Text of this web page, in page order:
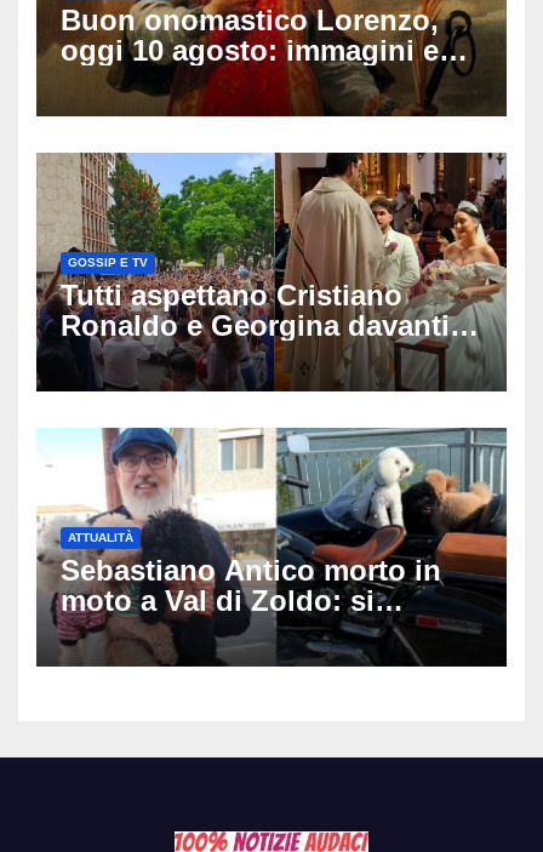
Buon onomastico Lorenzo,
oggi 10 agosto: immagini e
gif di auguri da condividere
sui social
GOSSIP E TV
Tutti aspettano Cristiano
Ronaldo e Georgina davanti
alla cattedrale: ma il
matrimonio era di un’altra
ATTUALITÀ
Sebastiano Antico morto in
moto a Val di Zoldo: si
schianta con il sidecar, salvi i
due cagnolini